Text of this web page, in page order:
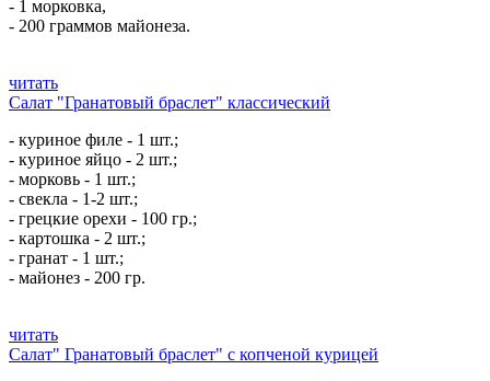
- 1 морковка,
- 200 граммов майонеза.
читать
Салат "Гранатовый браслет" классический
- куриное филе - 1 шт.;
- куриное яйцо - 2 шт.;
- морковь - 1 шт.;
- свекла - 1-2 шт.;
- грецкие орехи - 100 гр.;
- картошка - 2 шт.;
- гранат - 1 шт.;
- майонез - 200 гр.
читать
Салат" Гранатовый браслет" с копченой курицей